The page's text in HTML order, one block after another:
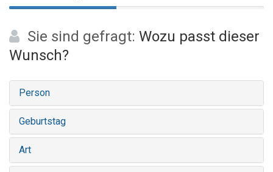
Sie sind gefragt: Wozu passt dieser
Wunsch?
Person
Geburtstag
Art